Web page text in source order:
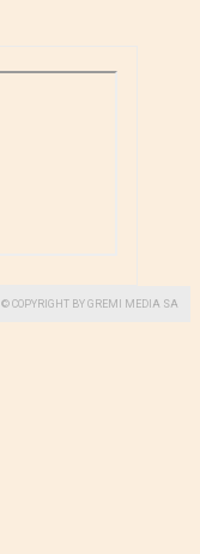
© COPYRIGHT BY GREMI MEDIA SA